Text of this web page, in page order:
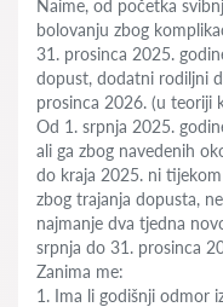
Naime, od početka
bolovanju zbog
31. prosinca 2025.
dopust, dodatni rodiljni
prosinca 2026. (u teoriji
Od 1. srpnja 2025.
ali ga zbog navedenih
do kraja 2025. ni
zbog trajanja dopusta,
najmanje dva tjedna
srpnja do 31. prosinca
Zanima me:
1. Ima li godišnji odmor